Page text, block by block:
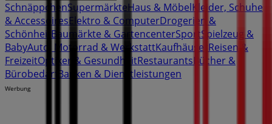
SchnäppchenSupermärkteHaus & MöbelKleider, Schuhe
& AccessoiresElektro & ComputerDrogerien &
Schönheit Baumärkte & GartencenterSportSpielzeug &
BabyAuto, Motorrad & WerkstattKaufhäuser Reisen &
FreizeitOptiker & GesundheitRestaurantsBücher &
Bürobedarf Banken & Dienstleistungen
Werbung